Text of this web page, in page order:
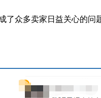
了众多卖家日益关心的